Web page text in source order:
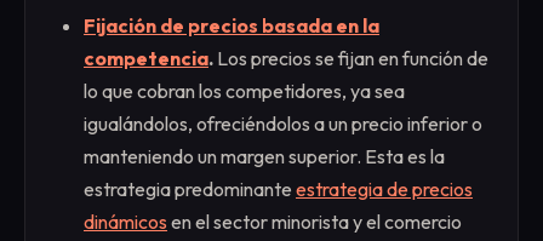
Fijación de precios basada en la
competencia. Los precios se fijan en función de
lo que cobran los competidores, ya sea
igualándolos, ofreciéndolos a un precio inferior o
manteniendo un margen superior. Esta es la
estrategia predominante estrategia de precios
dinámicosen el sector minorista y el comercio